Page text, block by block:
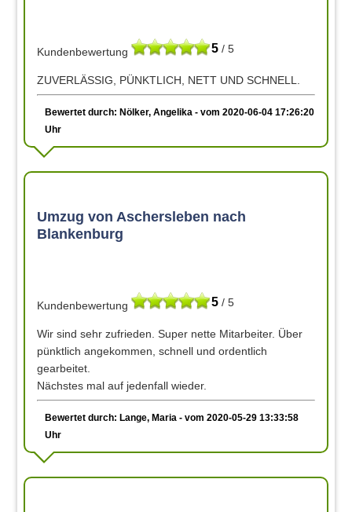
5 / 5
Kundenbewertung
ZUVERLÄSSIG, PÜNKTLICH, NETT UND SCHNELL.
Bewertet durch: Nölker, Angelika - vom 2020-06-04 17:26:20
Uhr
Umzug von Aschersleben nach
Blankenburg
5 / 5
Kundenbewertung
Wir sind sehr zufrieden. Super nette Mitarbeiter. Über
pünktlich angekommen, schnell und ordentlich
gearbeitet.
Nächstes mal auf jedenfall wieder.
Bewertet durch: Lange, Maria - vom 2020-05-29 13:33:58
Uhr